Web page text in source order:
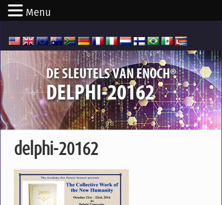
DE SLEUTELS VAN ENOCH®
DELPHI-20162
delphi-20162
Menu